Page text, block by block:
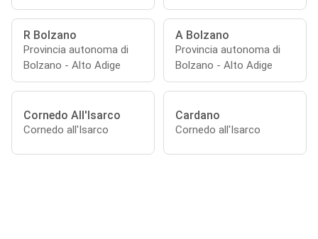
R Bolzano
Provincia autonoma di
Bolzano - Alto Adige
A Bolzano
Provincia autonoma di
Bolzano - Alto Adige
Cornedo All'Isarco
Cornedo all'Isarco
Cardano
Cornedo all'Isarco